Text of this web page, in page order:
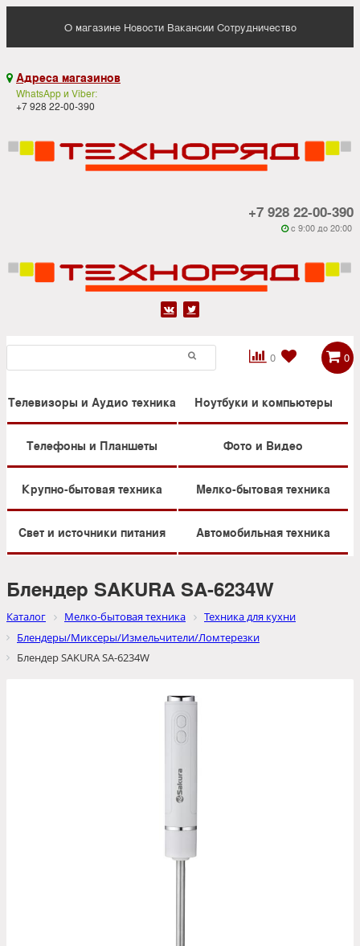
О магазине Новости Вакансии Сотрудничество
 Адреса магазинов
WhatsApp и Viber:
+7 928 22-00-390
+7 928 22-00-390
 c 9:00 до 20:00
 
0

 0
Телевизоры и Аудио техника Ноутбуки и компьютеры
Телефоны и Планшеты Фото и Видео
Крупно-бытовая техника Мелко-бытовая техника
Свет и источники питания Автомобильная техника
Блендер SAKURA SA-6234W
Каталог Мелко-бытовая техника
Техника для кухни
Блендеры/Миксеры/Измельчители/Ломтерезки
Блендер SAKURA SA-6234W